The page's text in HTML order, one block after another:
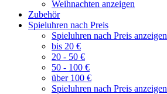
Weihnachten anzeigen
Zubehör
Spieluhren nach Preis
Spieluhren nach Preis anzeigen
bis 20 €
20 - 50 €
50 - 100 €
über 100 €
Spieluhren nach Preis anzeigen